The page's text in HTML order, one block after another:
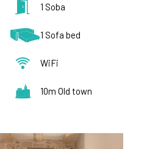
1 Soba
1 Sofa bed
WiFi
10m Old town